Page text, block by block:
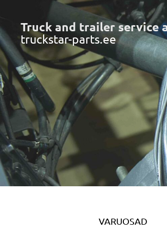
Truck and trailer service
truckstar-parts.ee
VARUOSAD